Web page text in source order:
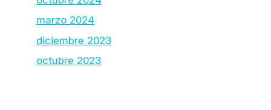
marzo 2024
diciembre 2023
octubre 2023